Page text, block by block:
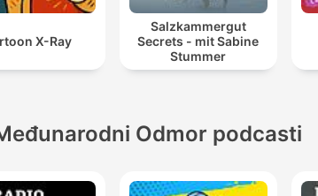
X-Ray
Salzkammergut
Secrets - mit Sabine
Stummer
Odmor podcasti